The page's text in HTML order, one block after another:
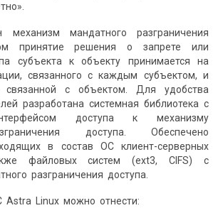
мандатного разграничения
принятие решения о запрете или
субъекта к объекту принимается на
связанного с каждым субъектом, и
связанной с объектом. Для удобства
разработана системная библиотека с
доступа к механизму
доступа. Обеспечено
в состав ОС клиент-серверных
файловых систем (ext3, CIFS) с
разграничения доступа.
Astra Linux можно отнести: